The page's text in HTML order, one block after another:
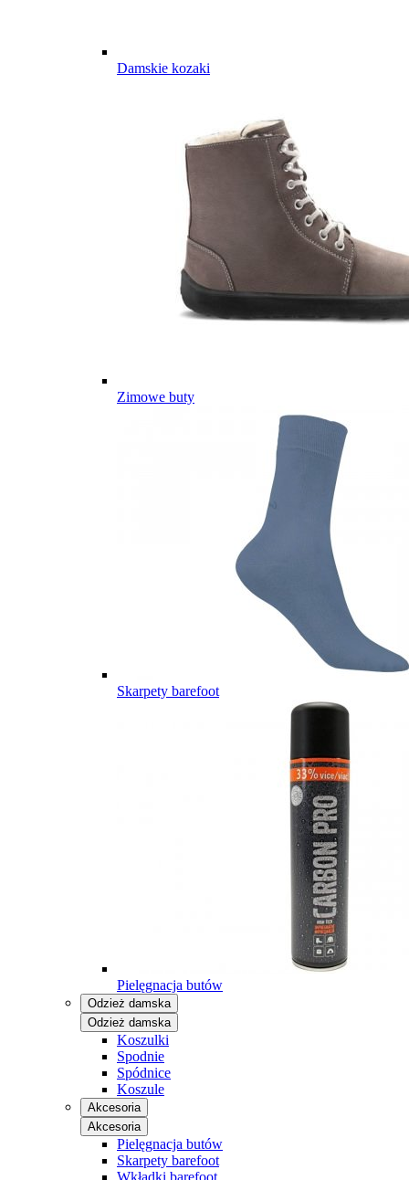
Damskie kozaki
Zimowe buty
Skarpety barefoot
Pielęgnacja butów
Odzież damska
Odzież damska
Koszulki
Spodnie
Spódnice
Koszule
Akcesoria
Akcesoria
Pielęgnacja butów
Skarpety barefoot
Wkładki barefoot